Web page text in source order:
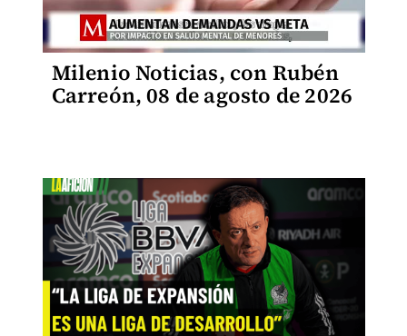
Milenio Noticias, con Rubén
Carreón, 08 de agosto de 2026